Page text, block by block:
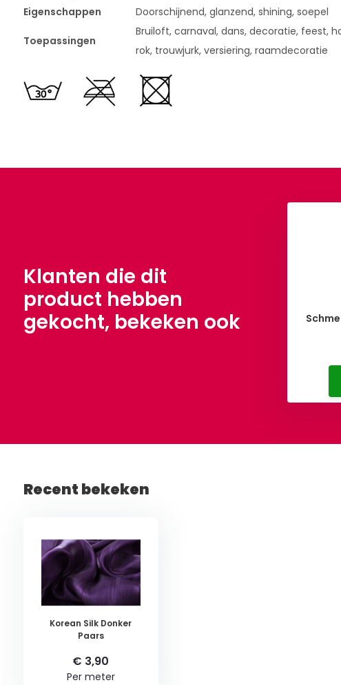
Eigenschappen
Doorschijnend, glanzend, shining, soepel
Toepassingen
Bruiloft, carnaval, dans, decoratie, feest,
rok, trouwjurk, versiering, raamdecoratie
Klanten die dit
product hebben
gekocht, bekeken ook
Recent bekeken
Korean Silk Donker
Paars
€ 3,90
Per meter